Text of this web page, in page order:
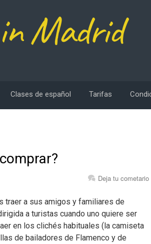
Madrid
Clases de español Tarifas
Deja tu cometario
traer a sus amigos y familiares de
a turistas cuando uno quiere ser
en los clichés habituales (la camiseta
de bailadores de Flamenco y de